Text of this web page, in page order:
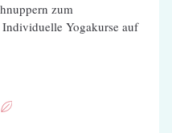
zum
Yogakurse auf